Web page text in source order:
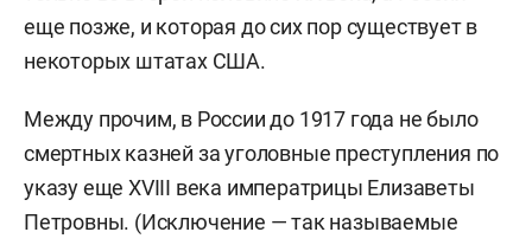
еще позже, и которая до сих пор существует в
некоторых штатах США.
Между прочим, в России до 1917 года не было
смертных казней за уголовные преступления по
указу еще XVIII века императрицы Елизаветы
Петровны. (Исключение — так называемые